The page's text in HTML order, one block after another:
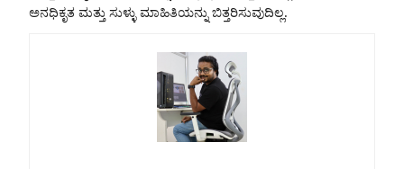
ಅನಧಿಕೃತ ಮತ್ತು ಸುಳ್ಳು ಮಾಹಿತಿಯನ್ನು ಬಿತ್ತರಿಸುವುದಿಲ್ಲ.